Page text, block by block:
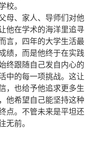
校。
母、家人、导师们对他
他在学术的海洋里追寻
言，四年的大学生活最
绩，而是他终于在实践
终跟随自己发自内心的
中的每一项挑战。这让
，也给予他追求更多生
他希望自己能坚持这种
点。不管未来是平坦还
无前。